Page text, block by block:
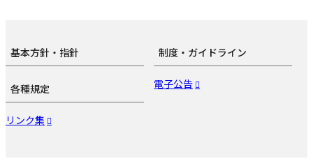
基本方針・指針 制度・ガイドライン
各種規定 電子公告
リンク集